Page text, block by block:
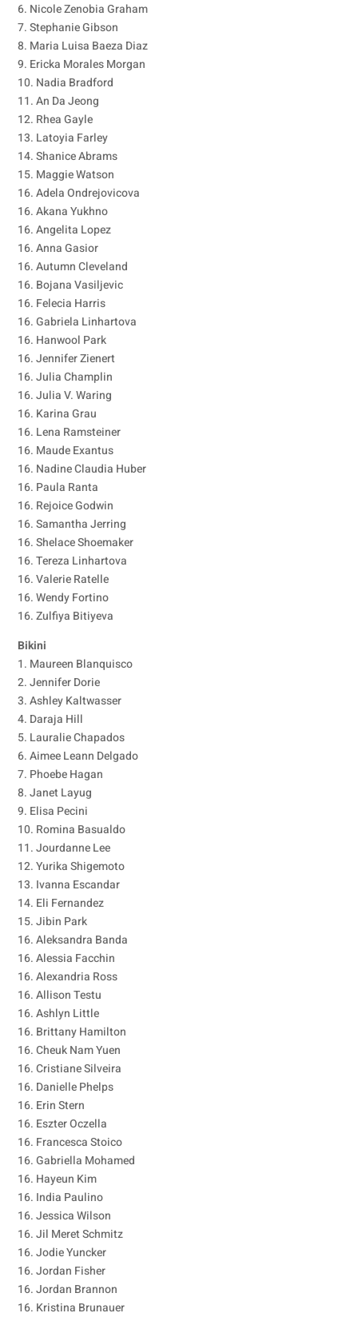
6. Nicole Zenobia Graham
7. Stephanie Gibson
8. Maria Luisa Baeza Diaz
9. Ericka Morales Morgan
10. Nadia Bradford
11. An Da Jeong
12. Rhea Gayle
13. Latoyia Farley
14. Shanice Abrams
15. Maggie Watson
16. Adela Ondrejovicova
16. Akana Yukhno
16. Angelita Lopez
16. Anna Gasior
16. Autumn Cleveland
16. Bojana Vasiljevic
16. Felecia Harris
16. Gabriela Linhartova
16. Hanwool Park
16. Jennifer Zienert
16. Julia Champlin
16. Julia V. Waring
16. Karina Grau
16. Lena Ramsteiner
16. Maude Exantus
16. Nadine Claudia Huber
16. Paula Ranta
16. Rejoice Godwin
16. Samantha Jerring
16. Shelace Shoemaker
16. Tereza Linhartova
16. Valerie Ratelle
16. Wendy Fortino
16. Zulfiya Bitiyeva
Bikini
1. Maureen Blanquisco
2. Jennifer Dorie
3. Ashley Kaltwasser
4. Daraja Hill
5. Lauralie Chapados
6. Aimee Leann Delgado
7. Phoebe Hagan
8. Janet Layug
9. Elisa Pecini
10. Romina Basualdo
11. Jourdanne Lee
12. Yurika Shigemoto
13. Ivanna Escandar
14. Eli Fernandez
15. Jibin Park
16. Aleksandra Banda
16. Alessia Facchin
16. Alexandria Ross
16. Allison Testu
16. Ashlyn Little
16. Brittany Hamilton
16. Cheuk Nam Yuen
16. Cristiane Silveira
16. Danielle Phelps
16. Erin Stern
16. Eszter Oczella
16. Francesca Stoico
16. Gabriella Mohamed
16. Hayeun Kim
16. India Paulino
16. Jessica Wilson
16. Jil Meret Schmitz
16. Jodie Yuncker
16. Jordan Fisher
16. Jordan Brannon
16. Kristina Brunauer